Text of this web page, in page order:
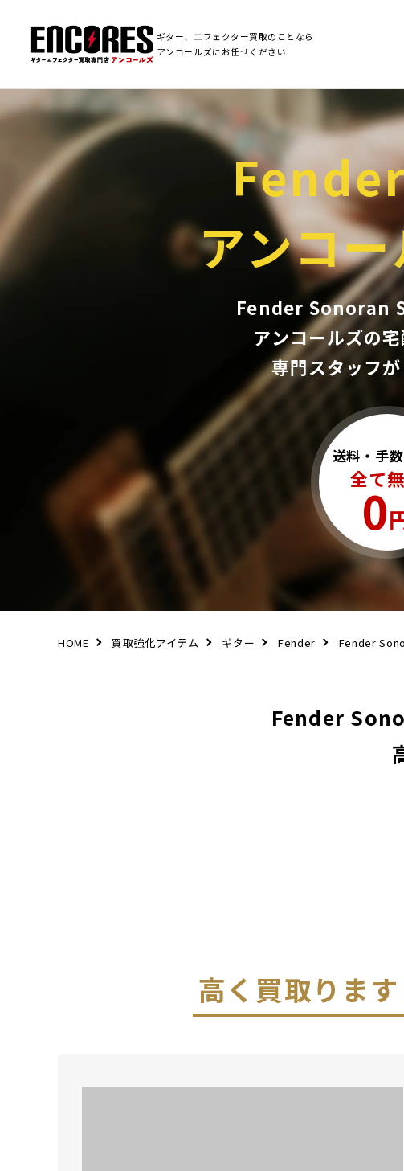
ギター、エフェクター買取のことなら
アンコールズにお任せください
アンコ
Fender Sonoran
アンコールズの
専門スタッフ
送料・手
全て
0
HOME 買取強化アイテム ギター Fender Fender
Fender
高く買取ります